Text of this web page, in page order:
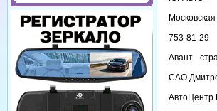
753-81-29
Авант -
САО